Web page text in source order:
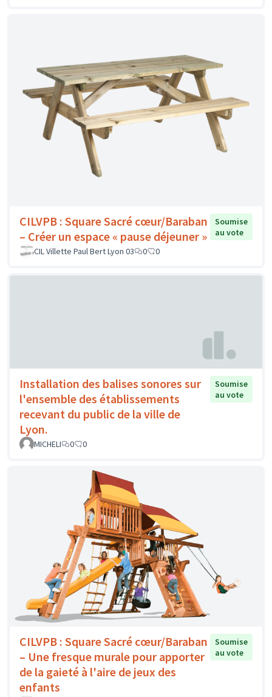
CILVPB : Square Sacré cœur/Baraban
– Créer un espace « pause déjeuner »
Soumise
au vote
CIL Villette Paul Bert Lyon 03
0 0
Installation des balises sonores sur
l'ensemble des établissements
recevant du public de la ville de
Lyon.
Soumise
au vote
MICHELI 0 0
CILVPB : Square Sacré cœur/Baraban
– Une fresque murale pour apporter
de la gaieté à l'aire de jeux des
enfants
Soumise
au vote